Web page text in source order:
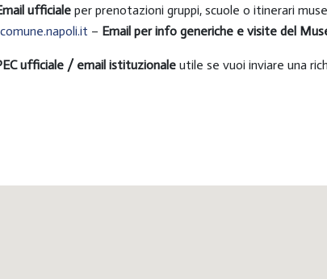
ufficiale per prenotazioni gruppi, scuole o itinerari
– Email per info generiche e visite del
ufficiale / email istituzionale utile se vuoi inviare una